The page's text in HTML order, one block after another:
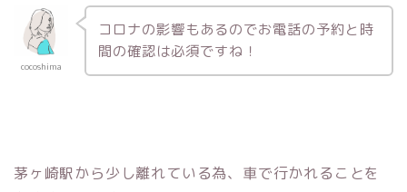
cocoshima
コロナの影響もあるのでお電話の予約と時
間の確認は必須ですね！
茅ヶ崎駅から少し離れている為、車で行かれることを